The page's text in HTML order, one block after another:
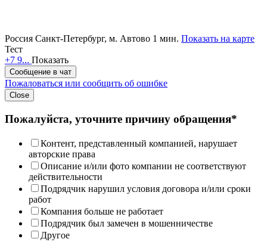
Россия Санкт-Петербург, м. Автово 1 мин. Показать на карте
Тест
+7 9... Показать
Сообщение в чат
Пожаловаться или сообщить об ошибке
Close
Пожалуйста, уточните причину обращения*
Контент, представленный компанией, нарушает
авторские права
Описание и/или фото компании не соответствуют
действительности
Подрядчик нарушил условия договора и/или сроки
работ
Компания больше не работает
Подрядчик был замечен в мошенничестве
Другое